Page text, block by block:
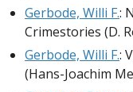
Gerbode, Willi F.:
Crimestories (D.
Gerbode, Willi F.:
(Hans-Joachim